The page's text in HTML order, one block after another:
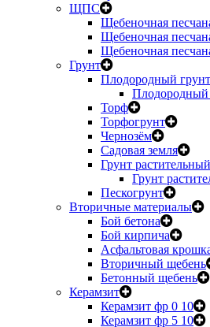
ЩПС
Щебеночная
Щебеночная
Щебеночная
Грунт
Плодородный грунт
Плодородный
Торф
Торфогрунт
Чернозём
Садовая земля
Грунт растительный
Грунт
Пескогрунт
Вторичные материалы
Бой бетона
Бой кирпича
Асфальтовая
Вторичный щебень
Бетонный щебень
Керамзит
Керамзит фр 0 10
Керамзит фр 5 10